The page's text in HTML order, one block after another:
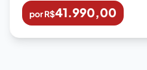
por R$41.990,00